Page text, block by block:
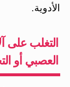
الأدوية.
التغلب على
العصبي أو